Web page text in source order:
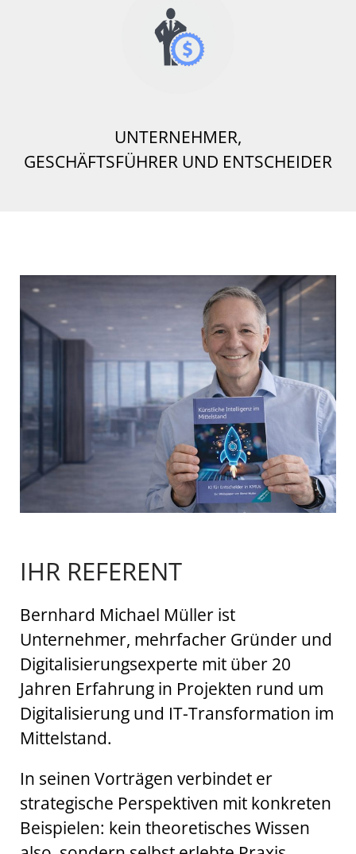
UNTERNEHMER,
GESCHÄFTSFÜHRER UND ENTSCHEIDER
IHR REFERENT
Bernhard Michael Müller ist
Unternehmer, mehrfacher Gründer und
Digitalisierungsexperte mit über 20
Jahren Erfahrung in Projekten rund um
Digitalisierung und IT-Transformation im
Mittelstand.
In seinen Vorträgen verbindet er
strategische Perspektiven mit konkreten
Beispielen: kein theoretisches Wissen